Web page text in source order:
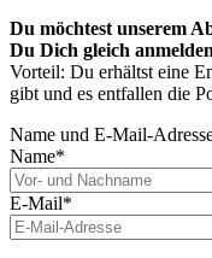
Du möchtest unserem
Du Dich gleich
Vorteil: Du erhältst eine
gibt und es entfallen die
Name und E-Mail-
Name*
E-Mail*